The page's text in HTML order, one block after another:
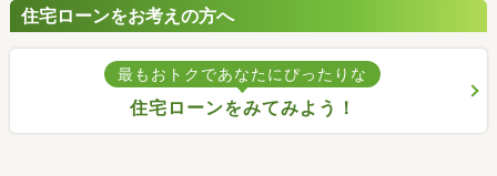
住宅ローンをお考えの方へ
最もおトクであなたにぴったりな
住宅ローンをみてみよう！